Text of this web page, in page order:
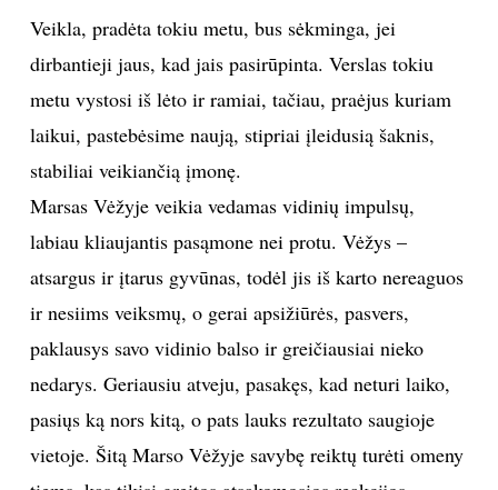
INTERJERAS
NAMAI
RECEPTAI
VAIKAI
NELAIMĖS
PRIVATUMO POLITIKA
Veikla, pradėta tokiu metu, bus sėkminga, jei
dirbantieji jaus, kad jais pasirūpinta. Verslas tokiu
metu vystosi iš lėto ir ramiai, tačiau, praėjus kuriam
laikui, pastebėsime naują, stipriai įleidusią šaknis,
stabiliai veikiančią įmonę.
Marsas Vėžyje veikia vedamas vidinių impulsų,
labiau kliaujantis pasąmone nei protu. Vėžys –
atsargus ir įtarus gyvūnas, todėl jis iš karto nereaguos
ir nesiims veiksmų, o gerai apsižiūrės, pasvers,
paklausys savo vidinio balso ir greičiausiai nieko
nedarys. Geriausiu atveju, pasakęs, kad neturi laiko,
pasiųs ką nors kitą, o pats lauks rezultato saugioje
vietoje. Šitą Marso Vėžyje savybę reiktų turėti omeny